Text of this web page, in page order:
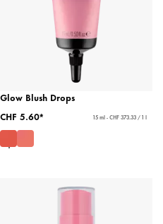
Glow Blush Drops
CHF 5.60*
15 ml - CHF 373.33 / 1 l